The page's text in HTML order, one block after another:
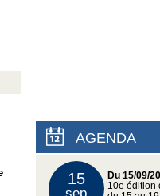
AGENDA
15
Du 15/09/
10e édition